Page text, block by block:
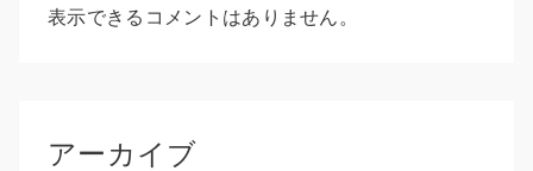
表示できるコメントはありません。
アーカイブ